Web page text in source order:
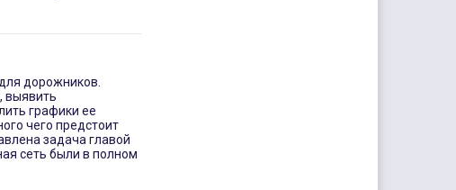
дорожников.
выявить
графики ее
чего предстоит
задача главой
сеть были в полном